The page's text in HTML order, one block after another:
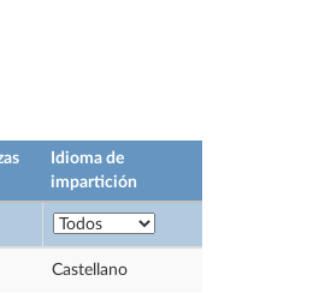
Idioma de
impartición
Castellano